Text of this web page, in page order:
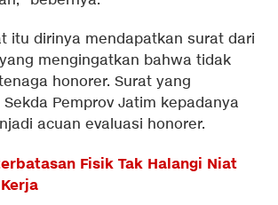
itu dirinya mendapatkan surat dari
mengingatkan bahwa tidak
honorer. Surat yang
Pemprov Jatim kepadanya
acuan evaluasi honorer.
Fisik Tak Halangi Niat